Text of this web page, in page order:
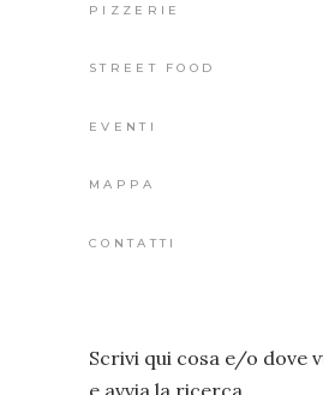
PIZZERIE
STREET FOOD
EVENTI
MAPPA
CONTATTI
Scrivi qui cosa e/o dove
e avvia la ricerca